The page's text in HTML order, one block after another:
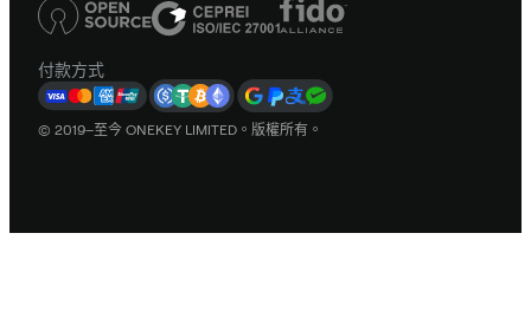
付款方式
© 2019–至今 ONEKEY LIMITED。版權所有。